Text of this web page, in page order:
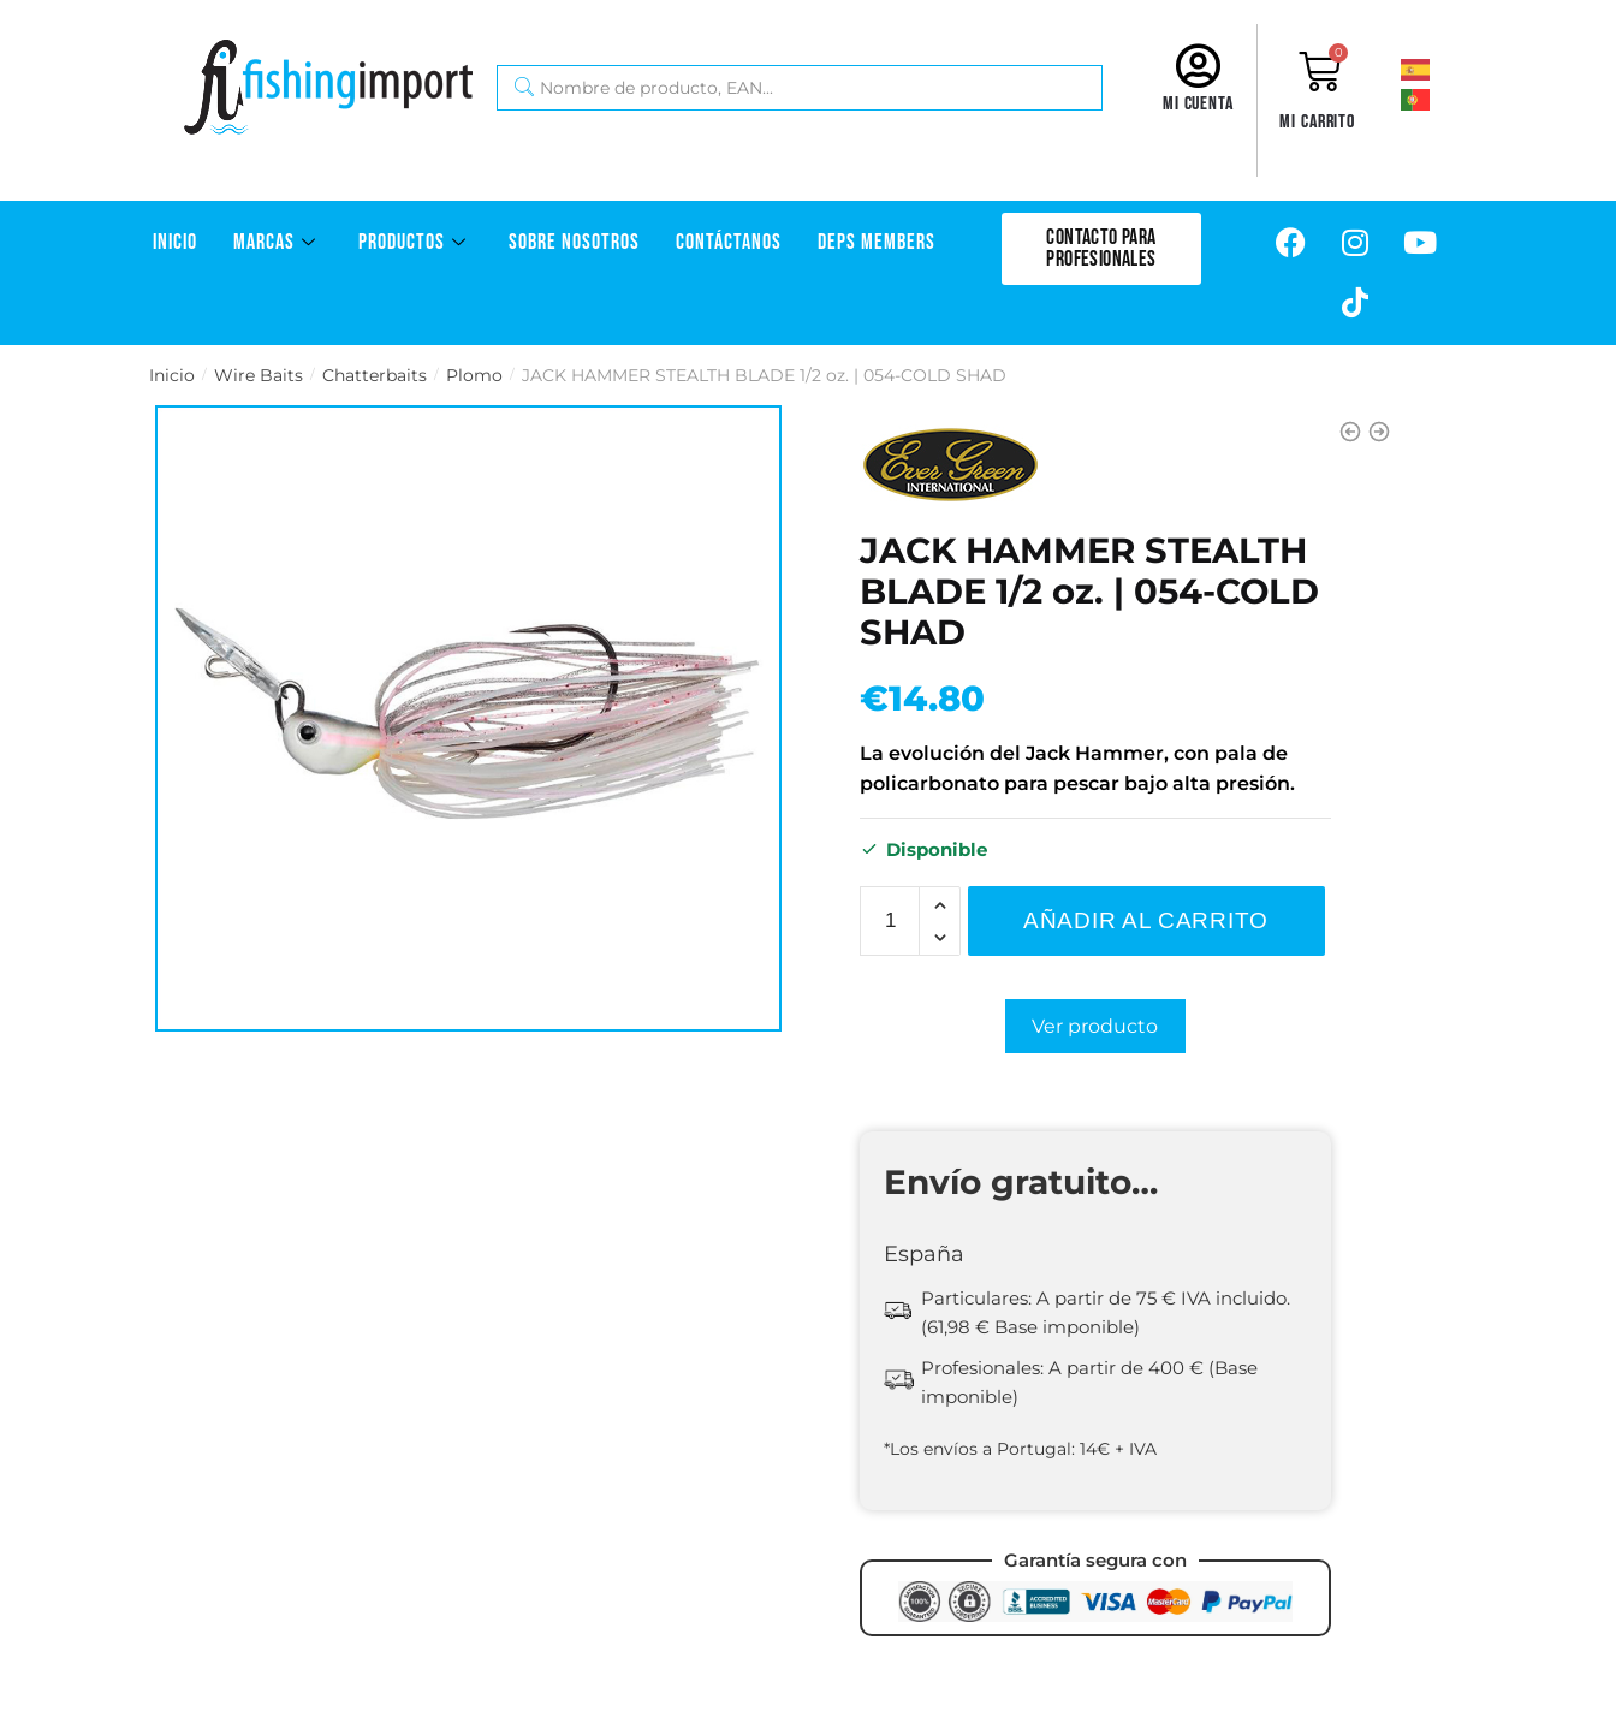
Mi cuenta
0
Mi carrito
INICIO MARCAS PRODUCTOS SOBRE NOSOTROS CONTÁCTANOS DEPS MEMBERS
CONTACTO PARA
PROFESIONALES
Inicio / Wire Baits / Chatterbaits / Plomo / JACK HAMMER STEALTH BLADE 1/2 oz. | 054-COLD SHAD
JACK HAMMER STEALTH
BLADE 1/2 oz. | 054-COLD
SHAD
€14.80
La evolución del Jack Hammer, con pala de
policarbonato para pescar bajo alta presión.
Disponible
AÑADIR AL CARRITO
Ver producto
Envío gratuito…
España
Particulares: A partir de 75 € IVA incluido.
(61,98 € Base imponible)
Profesionales: A partir de 400 € (Base
imponible)
*Los envíos a Portugal: 14€ + IVA
Garantía segura con